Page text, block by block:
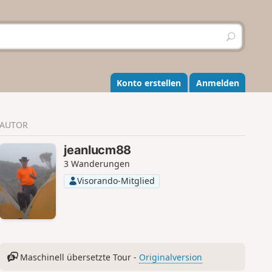
S
u
h
e
n
Konto erstellen Anmelden
AUTOR
jeanlucm88
3 Wanderungen
Visorando-Mitglied
Maschinell übersetzte Tour - Originalversion